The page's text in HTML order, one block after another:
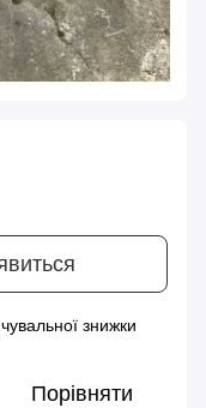
знижки
Порівняти